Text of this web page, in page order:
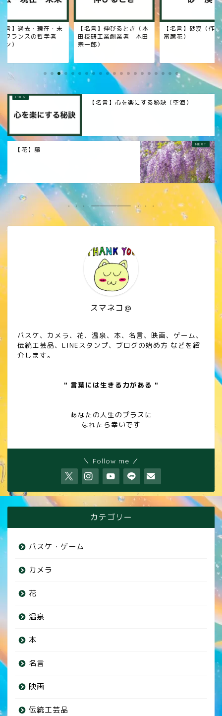
言】過去・現在・未
フランスの哲学者
ン）
【名言】伸びるとき（本
田技研工業創業者 本田
宗一郎）
【名言】砂漠（作
富蘆花）
【名言】心を楽にする秘訣（空海）
【花】藤
スマネコ＠
バスケ、カメラ、花、温泉、本、名言、映画、ゲーム、
伝統工芸品、LINEスタンプ、ブログの始め方 などを紹
介します。
" 言葉には生きる力がある "
あなたの人生のプラスに
なれたら幸いです
＼ Follow me ／
カテゴリー
バスケ・ゲーム
カメラ
花
温泉
本
名言
映画
伝統工芸品